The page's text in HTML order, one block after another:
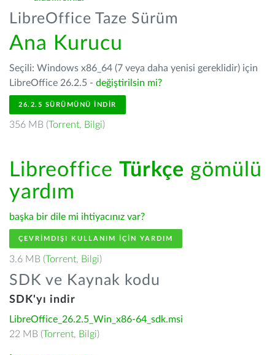
LibreOffice Taze Sürüm
Ana Kurucu
Seçili: Windows x86_64 (7 veya daha yenisi gereklidir) için
LibreOffice 26.2.5 - değiştirilsin mi?
26.2.5 SÜRÜMÜNÜ İNDIR
356 MB (Torrent, Bilgi)
Libreoffice Türkçe gömülü
yardım
başka bir dile mi ihtiyacınız var?
ÇEVRIMDIŞI KULLANIM IÇIN YARDIM
3.6 MB (Torrent, Bilgi)
SDK ve Kaynak kodu
SDK'yı indir
LibreOffice_26.2.5_Win_x86-64_sdk.msi
22 MB (Torrent, Bilgi)